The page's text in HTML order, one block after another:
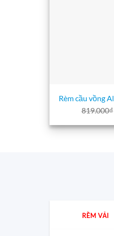
Rèm cầu vồng
819.000₫
RÈM VẢI